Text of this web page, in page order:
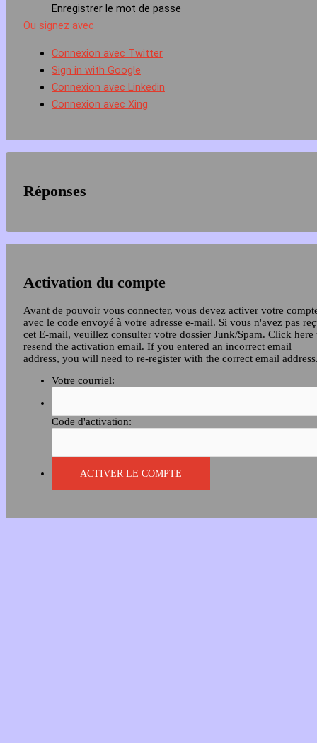
Enregistrer le mot de passe
Ou signez avec
Connexion avec Twitter
Sign in with Google
Connexion avec Linkedin
Connexion avec Xing
Réponses
Activation du compte
Avant de pouvoir vous connecter, vous devez activer votre
avec le code envoyé à votre adresse e-mail. Si vous n'avez pas
cet E-mail, veuillez consulter votre dossier Junk/Spam. Click here
resend the activation email. If you entered an incorrect email
address, you will need to re-register with the correct email
Votre courriel:
Code d'activation: